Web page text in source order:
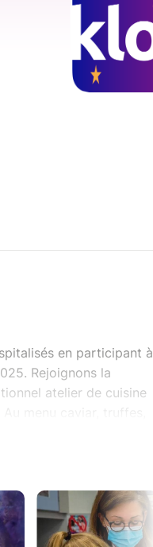
en participant à
Rejoignons la
atelier de cuisine
menu caviar, truffes,
en soins palliatifs
digitale